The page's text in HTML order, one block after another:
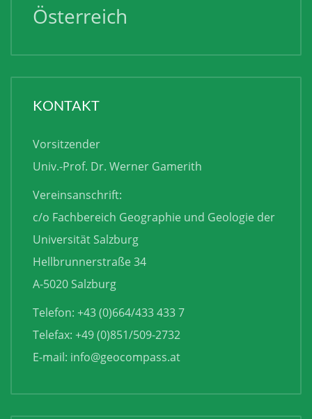
Österreich
KONTAKT
Vorsitzender
Univ.-Prof. Dr. Werner Gamerith
Vereinsanschrift:
c/o Fachbereich Geographie und Geologie der
Universität Salzburg
Hellbrunnerstraße 34
A-5020 Salzburg
Telefon: +43 (0)664/433 433 7
Telefax: +49 (0)851/509-2732
E-mail: info@geocompass.at